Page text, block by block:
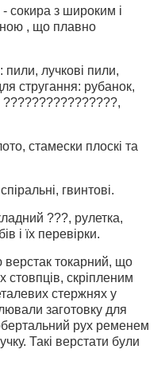
сокира з широким і
, що плавно
пили, лучкові пили,
стругання: рубанок,
????????????????,
стамески плоскі та
гвинтові.
???, рулетка,
і їх перевірки.
верстак токарний, що
стовпців, скріпленим
стержнях у
заготовку для
рух ременем
Такі верстати були